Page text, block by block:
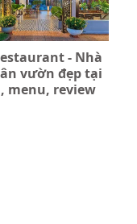
- Nhà
vườn đẹp tại
menu, review